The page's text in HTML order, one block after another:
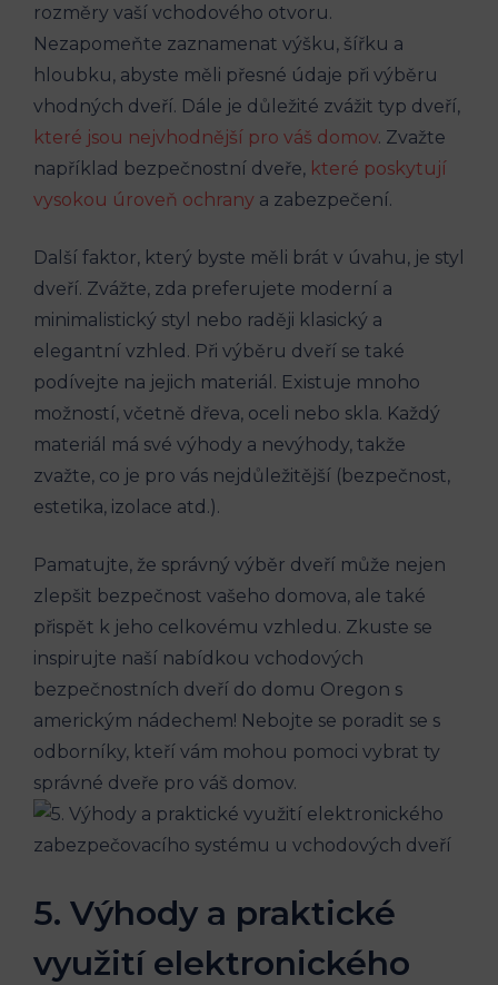
rozměry vaší vchodového otvoru.
Nezapomeňte zaznamenat výšku, šířku a
hloubku, abyste měli přesné údaje při výběru
vhodných dveří. Dále je důležité zvážit typ dveří,
které jsou nejvhodnější pro váš domov. Zvažte
například bezpečnostní dveře, které poskytují
vysokou úroveň ochrany a zabezpečení.
Další faktor, který byste měli brát v úvahu, je styl
dveří. Zvážte, zda preferujete moderní a
minimalistický styl nebo raději klasický a
elegantní vzhled. Při výběru dveří se také
podívejte na jejich materiál. Existuje mnoho
možností, včetně dřeva, oceli nebo skla. Každý
materiál má své výhody a nevýhody, takže
zvažte, co je pro vás nejdůležitější (bezpečnost,
estetika, izolace atd.).
Pamatujte, že správný výběr dveří může nejen
zlepšit bezpečnost vašeho domova, ale také
přispět k jeho celkovému vzhledu. Zkuste se
inspirujte naší nabídkou vchodových
bezpečnostních dveří do domu Oregon s
americkým nádechem! Nebojte se poradit se s
odborníky, kteří vám mohou pomoci vybrat ty
správné dveře pro váš domov.
5. Výhody a praktické
využití elektronického